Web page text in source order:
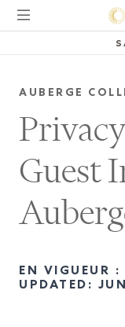
AUBERGE
Guest
EN VIGUEUR
UPDATED: